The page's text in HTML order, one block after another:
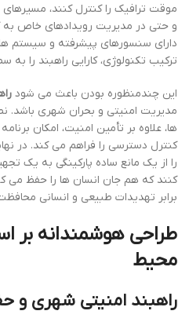
موقت ترافیک را کنترل کنند، مسیرهای
و حتی در مدیریت رویدادهای خاص به
دارای سنسورهای پیشرفته و سیستم
ترکیب تکنولوژی، کارایی راهبند را به
این چندمنظوره بودن باعث می شود
مدیریت امنیتی و بحران شهری باشد.
ها، علاوه بر تأمین امنیت، امکان
کنترل دسترسی را فراهم می کند. در
را از یک مانع ساده پارکینگی به یک
کنند که هم جان انسان ها را حفظ
برابر تهدیدات طبیعی و انسانی
طراحی هوشمندانه بر
محیط
راهبند امنیتی شهری